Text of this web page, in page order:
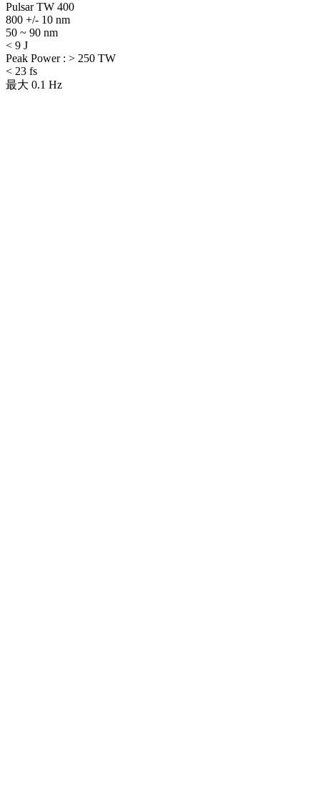
Pulsar TW 400
800 +/- 10 nm
50 ~ 90 nm
< 9 J
Peak Power : > 250 TW
< 23 fs
最大 0.1 Hz